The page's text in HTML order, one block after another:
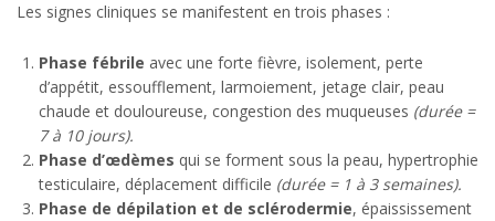
Les signes cliniques se manifestent en trois phases :
Phase fébrile avec une forte fièvre, isolement, perte
d’appétit, essoufflement, larmoiement, jetage clair, peau
chaude et douloureuse, congestion des muqueuses (durée =
7 à 10 jours).
Phase d’œdèmes qui se forment sous la peau, hypertrophie
testiculaire, déplacement difficile (durée = 1 à 3 semaines).
Phase de dépilation et de sclérodermie, épaississement